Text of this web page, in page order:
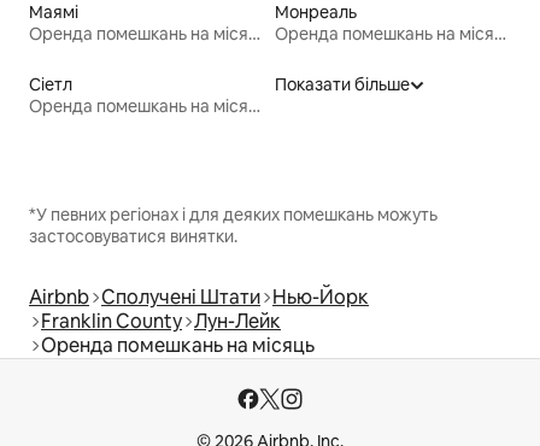
Маямі
Оренда помешкань на місяць
Монреаль
Оренда помешкань на місяць
Сіетл
Оренда помешкань на місяць
Показати більше
*У певних регіонах і для деяких помешкань можуть
застосовуватися винятки.
Airbnb Сполучені Штати Нью-Йорк
Franklin County Лун-Лейк
Оренда помешкань на місяць
© 2026 Airbnb, Inc.